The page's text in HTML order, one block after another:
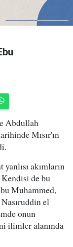
Abdullah
Mısır'ın
akımların
de bu
Muhammed,
el
onun
ilimler alanında